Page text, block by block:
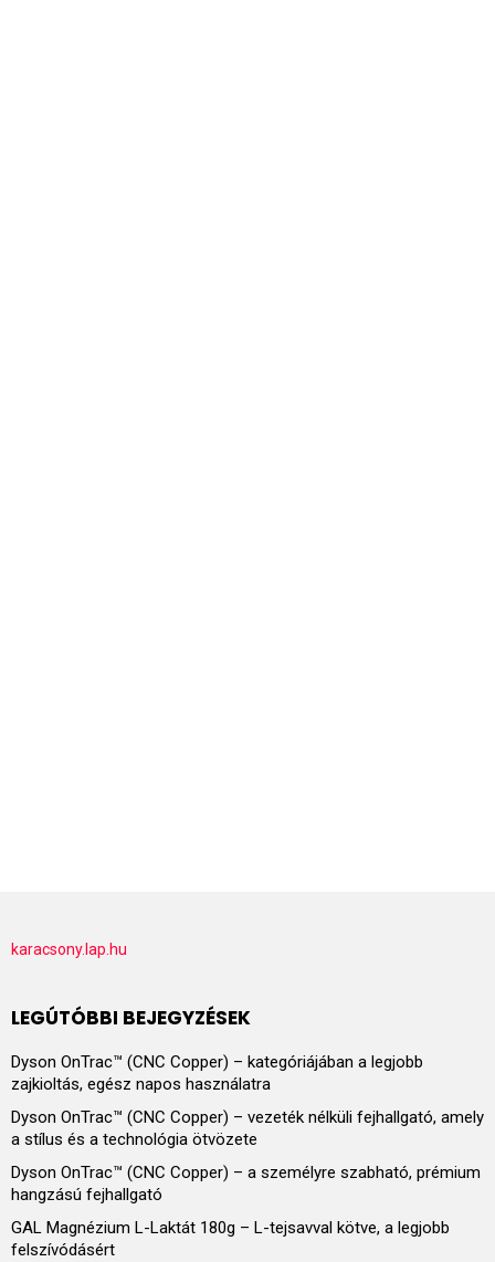
karacsony.lap.hu
LEGÚTÓBBI BEJEGYZÉSEK
Dyson OnTrac™ (CNC Copper) – kategóriájában a legjobb
zajkioltás, egész napos használatra
Dyson OnTrac™ (CNC Copper) – vezeték nélküli fejhallgató, amely
a stílus és a technológia ötvözete
Dyson OnTrac™ (CNC Copper) – a személyre szabható, prémium
hangzású fejhallgató
GAL Magnézium L-Laktát 180g – L-tejsavval kötve, a legjobb
felszívódásért